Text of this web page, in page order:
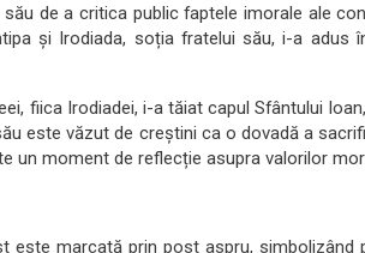
de a critica public faptele imorale ale
și Irodiada, soția fratelui său, i-a adus
fiica Irodiadei, i-a tăiat capul Sfântului
este văzut de creștini ca o dovadă a
un moment de reflecție asupra valorilor
este marcată prin post aspru, simbolizând